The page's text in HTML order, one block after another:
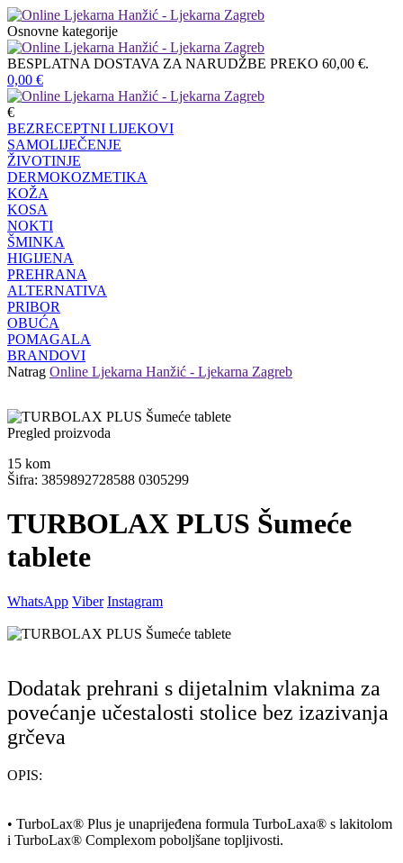
Osnovne kategorije
BESPLATNA DOSTAVA ZA NARUDŽBE PREKO 60,00 €.
0,00 €
€
BEZRECEPTNI LIJEKOVI
SAMOLIJEČENJE
ŽIVOTINJE
DERMOKOZMETIKA
KOŽA
KOSA
NOKTI
ŠMINKA
HIGIJENA
PREHRANA
ALTERNATIVA
PRIBOR
OBUĆA
POMAGALA
BRANDOVI
Natrag Online Ljekarna Hanžić - Ljekarna Zagreb
Pregled proizvoda
15 kom
Šifra: 3859892728588 0305299
TURBOLAX PLUS Šumeće
tablete
WhatsApp Viber Instagram
Dodatak prehrani s dijetalnim vlaknima za
povećanje učestalosti stolice bez izazivanja
grčeva
OPIS:
• TurboLax® Plus je unaprijeđena formula TurboLaxa® s lakitolom
i TurboLax® Complexom poboljšane topljivosti.